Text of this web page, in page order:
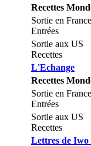
Recettes
Sortie en France
Entrées
Sortie aux US
Recettes
L'Echange
Recettes
Sortie en France
Entrées
Sortie aux US
Recettes
Lettres de Iwo